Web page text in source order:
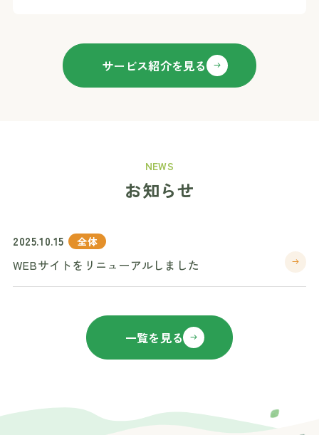
サービス紹介を見る
NEWS
お知らせ
2025.10.15 全体
WEBサイトをリニューアルしました
一覧を見る